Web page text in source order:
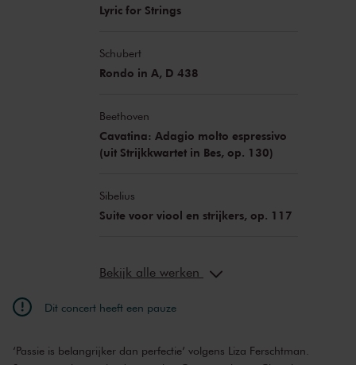
Lyric for Strings
Schubert
Rondo in A, D 438
Beethoven
Cavatina: Adagio molto espressivo
(uit Strijkkwartet in Bes, op. 130)
Sibelius
Suite voor viool en strijkers, op. 117
Bekijk alle werken
Dit concert heeft een pauze
‘Passie is belangrijker dan perfectie’ volgens Liza Ferschtman.